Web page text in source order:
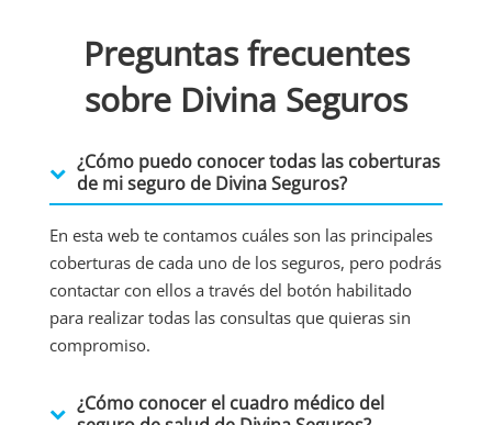
Preguntas frecuentes
sobre Divina Seguros
¿Cómo puedo conocer todas las coberturas
de mi seguro de Divina Seguros?
En esta web te contamos cuáles son las principales
coberturas de cada uno de los seguros, pero podrás
contactar con ellos a través del botón habilitado
para realizar todas las consultas que quieras sin
compromiso.
¿Cómo conocer el cuadro médico del